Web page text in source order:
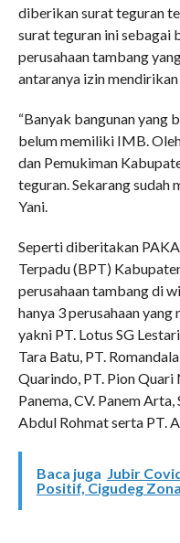
diberikan surat teguran
surat teguran ini sebagai
perusahaan tambang
antaranya izin
“Banyak bangunan yang
belum memiliki IMB.
dan Pemukiman
teguran. Sekarang sudah
Yani.
Seperti diberitakan
Terpadu (BPT)
perusahaan tambang di
hanya 3 perusahaan
yakni PT. Lotus SG
Tara Batu, PT.
Quarindo, PT. Pion Quari
Panema, CV. Panem
Abdul Rohmat serta PT.
Baca juga Jubir
Positif, Cigudeg